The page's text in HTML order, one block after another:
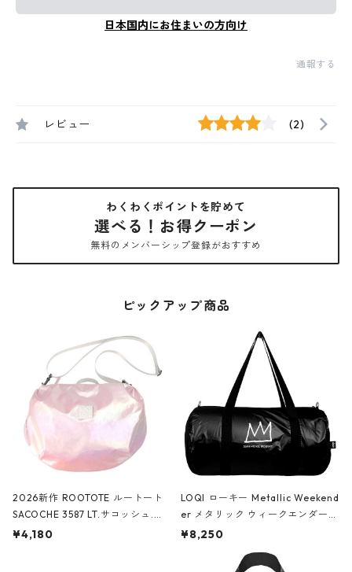
日本国内にお住まいの方向け
通報する
レビュー (2)
わくわくポイントを貯めて
選べる！お得クーポン
無料のメンバーシップ登録がおすすめ
ピックアップ商品
2026新作 ROOTOTE ルートート
SACOCHE 3587 LT.サコッシュ.ル
ミエ-B ショルダーバッグ グロスピ
¥4,180
LOQI ローキー Metallic Weekend
er メタリック ウィークエンダー
ボストンバッグ ショルダーバッグ
Black ジャン=ミッシェル・バスキ
¥8,250